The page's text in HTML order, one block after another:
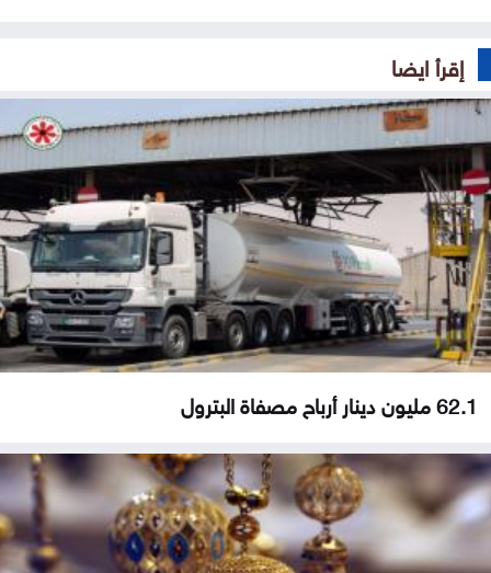
إقرأ ايضا
62.1 مليون دينار أرباح مصفاة البترول